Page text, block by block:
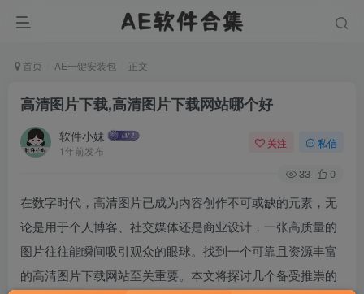
首页 AE一键安装包 正文
高清图片下载,高清图片下载网站哪个好
软件小妹
1年前发布
关注 私信
33 0
在数字时代，高清图片已成为内容创作不可或缺的元素，无
论是用于个人博客、社交媒体还是商业设计，一张高质量的
图片往往能瞬间吸引观众的眼球。找到一个可靠且资源丰富
的高清图片下载网站至关重要。本文将探讨几个备受推崇的